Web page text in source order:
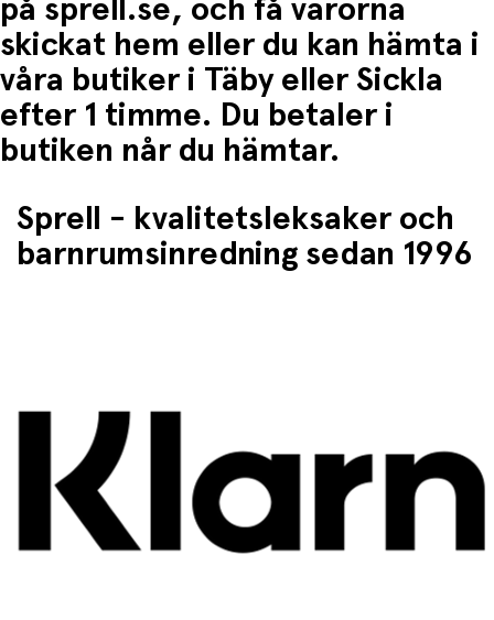
på sprell.se, och få varorna
skickat hem eller du kan hämta i
våra butiker i Täby eller Sickla
efter 1 timme. Du betaler i
butiken når du hämtar.
Sprell - kvalitetsleksaker och
barnrumsinredning sedan 1996